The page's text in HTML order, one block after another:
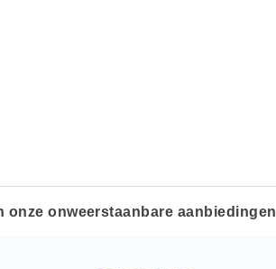
onze onweerstaanbare aanbiedingen